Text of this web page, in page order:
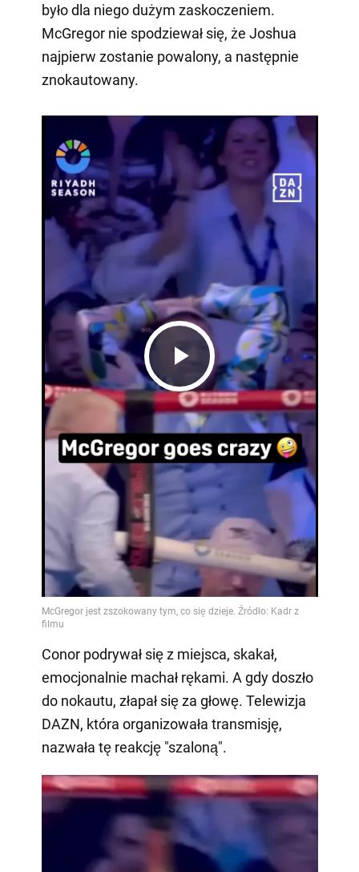
było dla niego dużym zaskoczeniem.
McGregor nie spodziewał się, że Joshua
najpierw zostanie powalony, a następnie
znokautowany.
Play
Video
Conor podrywał się z miejsca, skakał,
emocjonalnie machał rękami. A gdy doszło
do nokautu, złapał się za głowę. Telewizja
DAZN, która organizowała transmisję,
nazwała tę reakcję "szaloną".